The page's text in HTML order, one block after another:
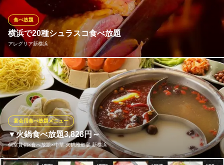
を充分に凝縮させ食べ応えの良い味わいに仕上げております。食
べ放題でお楽しみいただけますのでお腹いっぱいになるまでご堪
能あれ。
個室ダイニング Churrasco House BILLY 新横浜店
シュラスコ食べ飲み放題
ＪＲ新横浜駅 徒歩3分
神奈川県横浜市港北区新横浜2-3-11 第2徳永ビル3F
横浜で20種シュラスコ食べ放題
アレグリア新横浜
食べ放題
２０種類シュラスコ（ブラジル式BBQ）食べ放題4000円！各種宴
会にもオススメ、100種類以上アルコール飲み放題付きプラン 5
500円〜！など、様々なシーンにあったプランをご用意しておりま
す！
アレグリア新横浜
シュラスコ食べ放題
ＪＲ新横浜駅 徒歩4分
神奈川県横浜市港北区新横浜3-17-15
▼火鍋食べ放題3,828円～
個室貸切×食べ放題×中華 火鍋雅叙宴 新横浜
宴会用食べ放題メニュー